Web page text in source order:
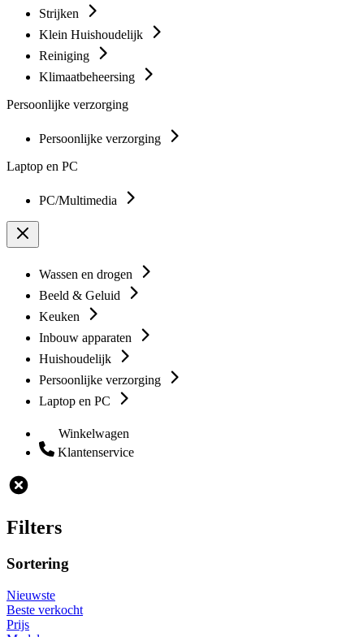
Strijken
Klein Huishoudelijk
Reiniging
Klimaatbeheersing
Persoonlijke verzorging
Persoonlijke verzorging
Laptop en PC
PC/Multimedia
Wassen en drogen
Beeld & Geluid
Keuken
Inbouw apparaten
Huishoudelijk
Persoonlijke verzorging
Laptop en PC
Winkelwagen
Klantenservice
Filters
Sortering
Nieuwste
Beste verkocht
Prijs